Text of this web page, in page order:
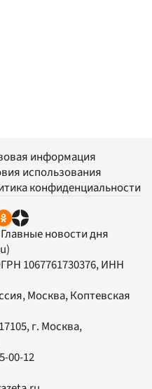
информация
использования
конфиденциальности
новости дня
1067761730376, ИНН
Москва, Коптевская
, г. Москва,
00-12